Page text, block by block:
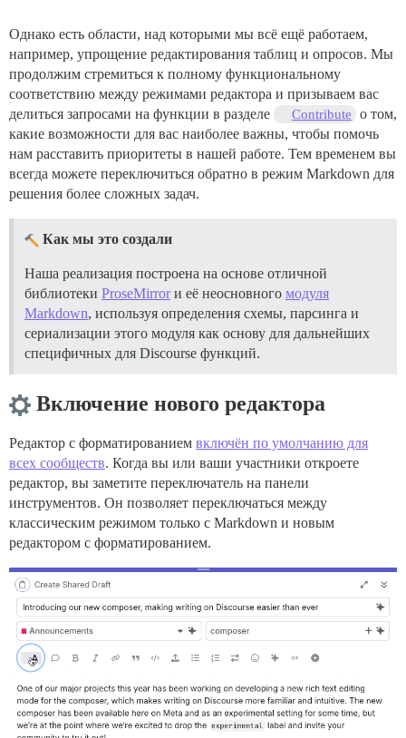
Однако есть области, над которыми мы всё ещё работаем,
например, упрощение редактирования таблиц и опросов. Мы
продолжим стремиться к полному функциональному
соответствию между режимами редактора и призываем вас
делиться запросами на функции в разделе
Contribute
о том,
какие возможности для вас наиболее важны, чтобы помочь
нам расставить приоритеты в нашей работе. Тем временем вы
всегда можете переключиться обратно в режим Markdown для
решения более сложных задач.
Как мы это создали
Наша реализация построена на основе отличной
библиотеки ProseMirrorи её неосновного модуля
Markdown, используя определения схемы, парсинга и
сериализации этого модуля как основу для дальнейших
специфичных для Discourse функций.
Включение нового редактора
Редактор с форматированием включён по умолчанию для
всех сообществ. Когда вы или ваши участники откроете
редактор, вы заметите переключатель на панели
инструментов. Он позволяет переключаться между
классическим режимом только с Markdown и новым
редактором с форматированием.